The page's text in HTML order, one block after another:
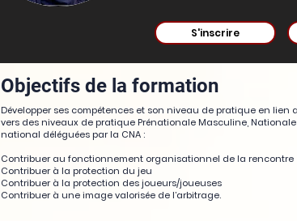
S'inscrire
Objectifs de la formation
Développer ses compétences et son niveau de pratique en
vers des niveaux de pratique Prénationale Masculine,
national déléguées par la CNA :
Contribuer au fonctionnement organisationnel de la rencontre
Contribuer à la protection du jeu
Contribuer à la protection des joueurs/joueuses
Contribuer à une image valorisée de l’arbitrage.